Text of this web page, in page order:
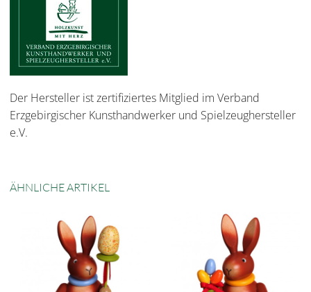
Der Hersteller ist zertifiziertes Mitglied im Verband
Erzgebirgischer Kunsthandwerker und Spielzeughersteller
e.V.
ÄHNLICHE ARTIKEL